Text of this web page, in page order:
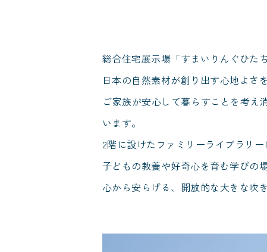
総合住宅展示場「すまいりんぐひた
日本の自然素材が創り出す心地よさ
ご家族が安心して暮らすことを考え
います。
2階に設けたファミリーライブラリ
子どもの教養や好奇心を育む学びの
心から安らげる、開放的な大きな吹